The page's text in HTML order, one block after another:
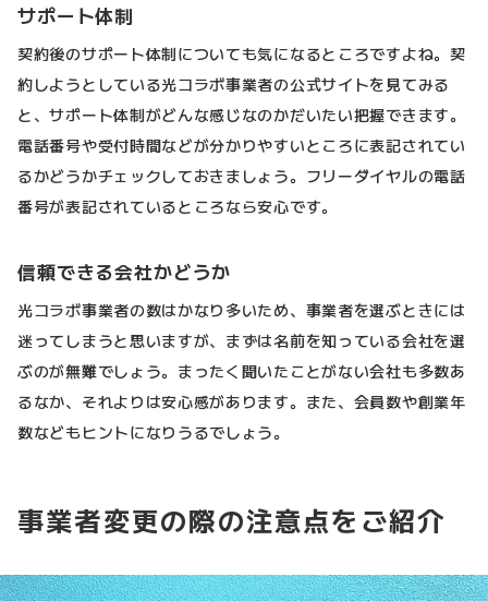
サポート体制
契約後のサポート体制についても気になるところですよね。契
約しようとしている光コラボ事業者の公式サイトを見てみる
と、サポート体制がどんな感じなのかだいたい把握できます。
電話番号や受付時間などが分かりやすいところに表記されてい
るかどうかチェックしておきましょう。フリーダイヤルの電話
番号が表記されているところなら安心です。
信頼できる会社かどうか
光コラボ事業者の数はかなり多いため、事業者を選ぶときには
迷ってしまうと思いますが、まずは名前を知っている会社を選
ぶのが無難でしょう。まったく聞いたことがない会社も多数あ
るなか、それよりは安心感があります。また、会員数や創業年
数などもヒントになりうるでしょう。
事業者変更の際の注意点をご紹介